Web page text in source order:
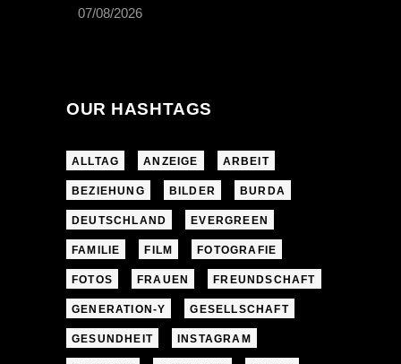
07/08/2026
OUR HASHTAGS
ALLTAG ANZEIGE ARBEIT
BEZIEHUNG BILDER BURDA
DEUTSCHLAND EVERGREEN
FAMILIE FILM FOTOGRAFIE
FOTOS FRAUEN FREUNDSCHAFT
GENERATION-Y GESELLSCHAFT
GESUNDHEIT INSTAGRAM